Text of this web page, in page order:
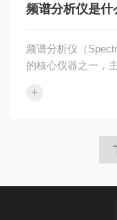
或dBm)、反射功率(
频谱分析仪是什
频谱分析仪（
的核心仪器之一，
信号转换为频域信
的频率成分、各频
杂散辐射等。射频
+